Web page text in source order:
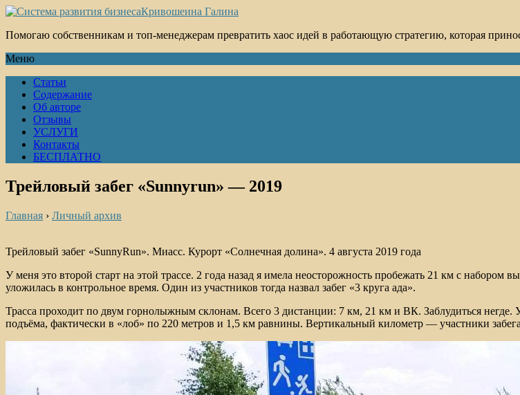
Кривошеина Галина
Помогаю собственникам и топ-менеджерам превратить хаос идей в работающую стратегию, которая
Меню
Статьи
Содержание
Об авторе
Отзывы
УСЛУГИ
Контакты
БЕСПЛАТНО
Трейловый забег «Sunnyrun» — 2019
Главная › Личный архив
Трейловый забег «SunnyRun». Миасс. Курорт «Солнечная долина». 4 августа 2019 года
У меня это второй старт на этой трассе. 2 года назад я имела неосторожность пробежать 21 км с
уложилась в контрольное время. Один из участников тогда назвал забег «3 круга ада».
Трасса проходит по двум горнолыжным склонам. Всего 3 дистанции: 7 км, 21 км и ВК. Заблудиться
подъёма, фактически в «лоб» по 220 метров и 1,5 км равнины. Вертикальный километр — участники